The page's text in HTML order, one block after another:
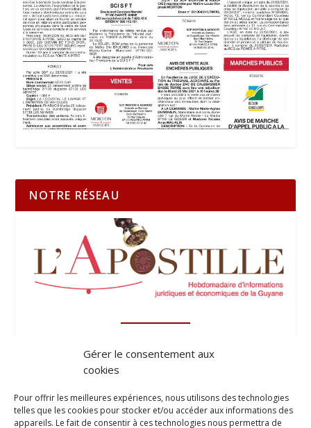
Gérer le consentement aux
cookies
Pour offrir les meilleures expériences, nous utilisons des technologies
telles que les cookies pour stocker et/ou accéder aux informations des
appareils. Le fait de consentir à ces technologies nous permettra de
NOTRE RÉSEAU